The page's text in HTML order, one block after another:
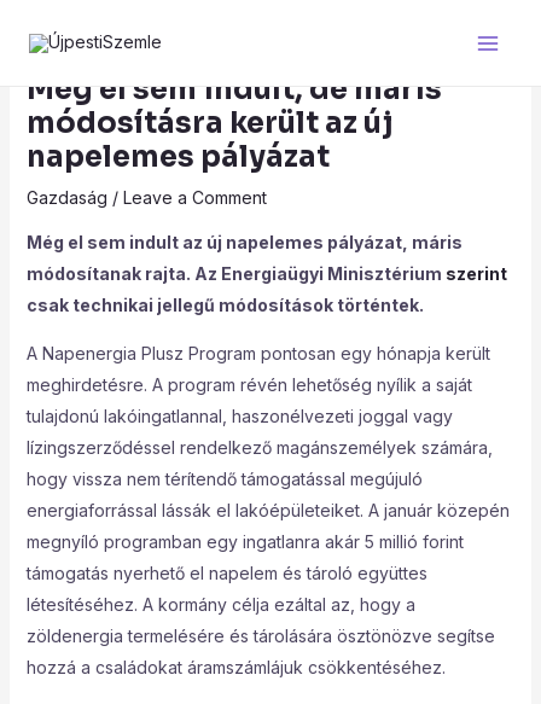
Még el sem indult, de máris
módosításra került az új
napelemes pályázat
Gazdaság / Leave a Comment
Még el sem indult az új napelemes pályázat, máris
módosítanak rajta. Az Energiaügyi Minisztérium szerint
csak technikai jellegű módosítások történtek.
A Napenergia Plusz Program pontosan egy hónapja került
meghirdetésre. A program révén lehetőség nyílik a saját
tulajdonú lakóingatlannal, haszonélvezeti joggal vagy
lízingszerződéssel rendelkező magánszemélyek számára,
hogy vissza nem térítendő támogatással megújuló
energiaforrással lássák el lakóépületeiket. A január közepén
megnyíló programban egy ingatlanra akár 5 millió forint
támogatás nyerhető el napelem és tároló együttes
létesítéséhez. A kormány célja ezáltal az, hogy a
zöldenergia termelésére és tárolására ösztönözve segítse
hozzá a családokat áramszámlájuk csökkentéséhez.
navigation